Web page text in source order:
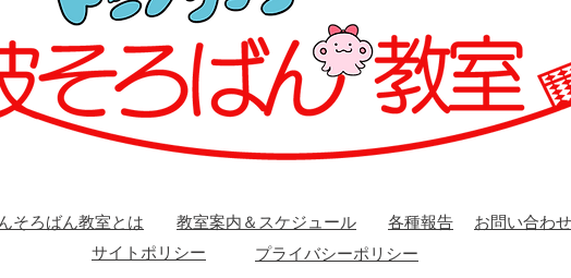
そろばん教室とは 教室案内＆スケジュール 各種報告
お問い合わ
サイトポリシー
プライバシーポリシー